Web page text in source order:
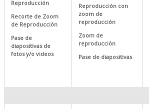
Reproducción
Recorte de Zoom
de Reproducción
Pase de
diapositivas de
fotos y/o videos
Reproducción con
zoom de
reproducción
Zoom de
reproducción
Pase de diapositivas